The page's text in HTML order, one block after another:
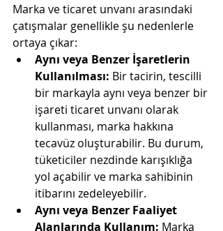
Marka ve ticaret unvanı arasındaki
çatışmalar genellikle şu nedenlerle
ortaya çıkar:
Aynı veya Benzer İşaretlerin
Kullanılması: Bir tacirin, tescilli
bir markayla aynı veya benzer bir
işareti ticaret unvanı olarak
kullanması, marka hakkına
tecavüz oluşturabilir. Bu durum,
tüketiciler nezdinde karışıklığa
yol açabilir ve marka sahibinin
itibarını zedeleyebilir.
Aynı veya Benzer Faaliyet
Alanlarında Kullanım: Marka